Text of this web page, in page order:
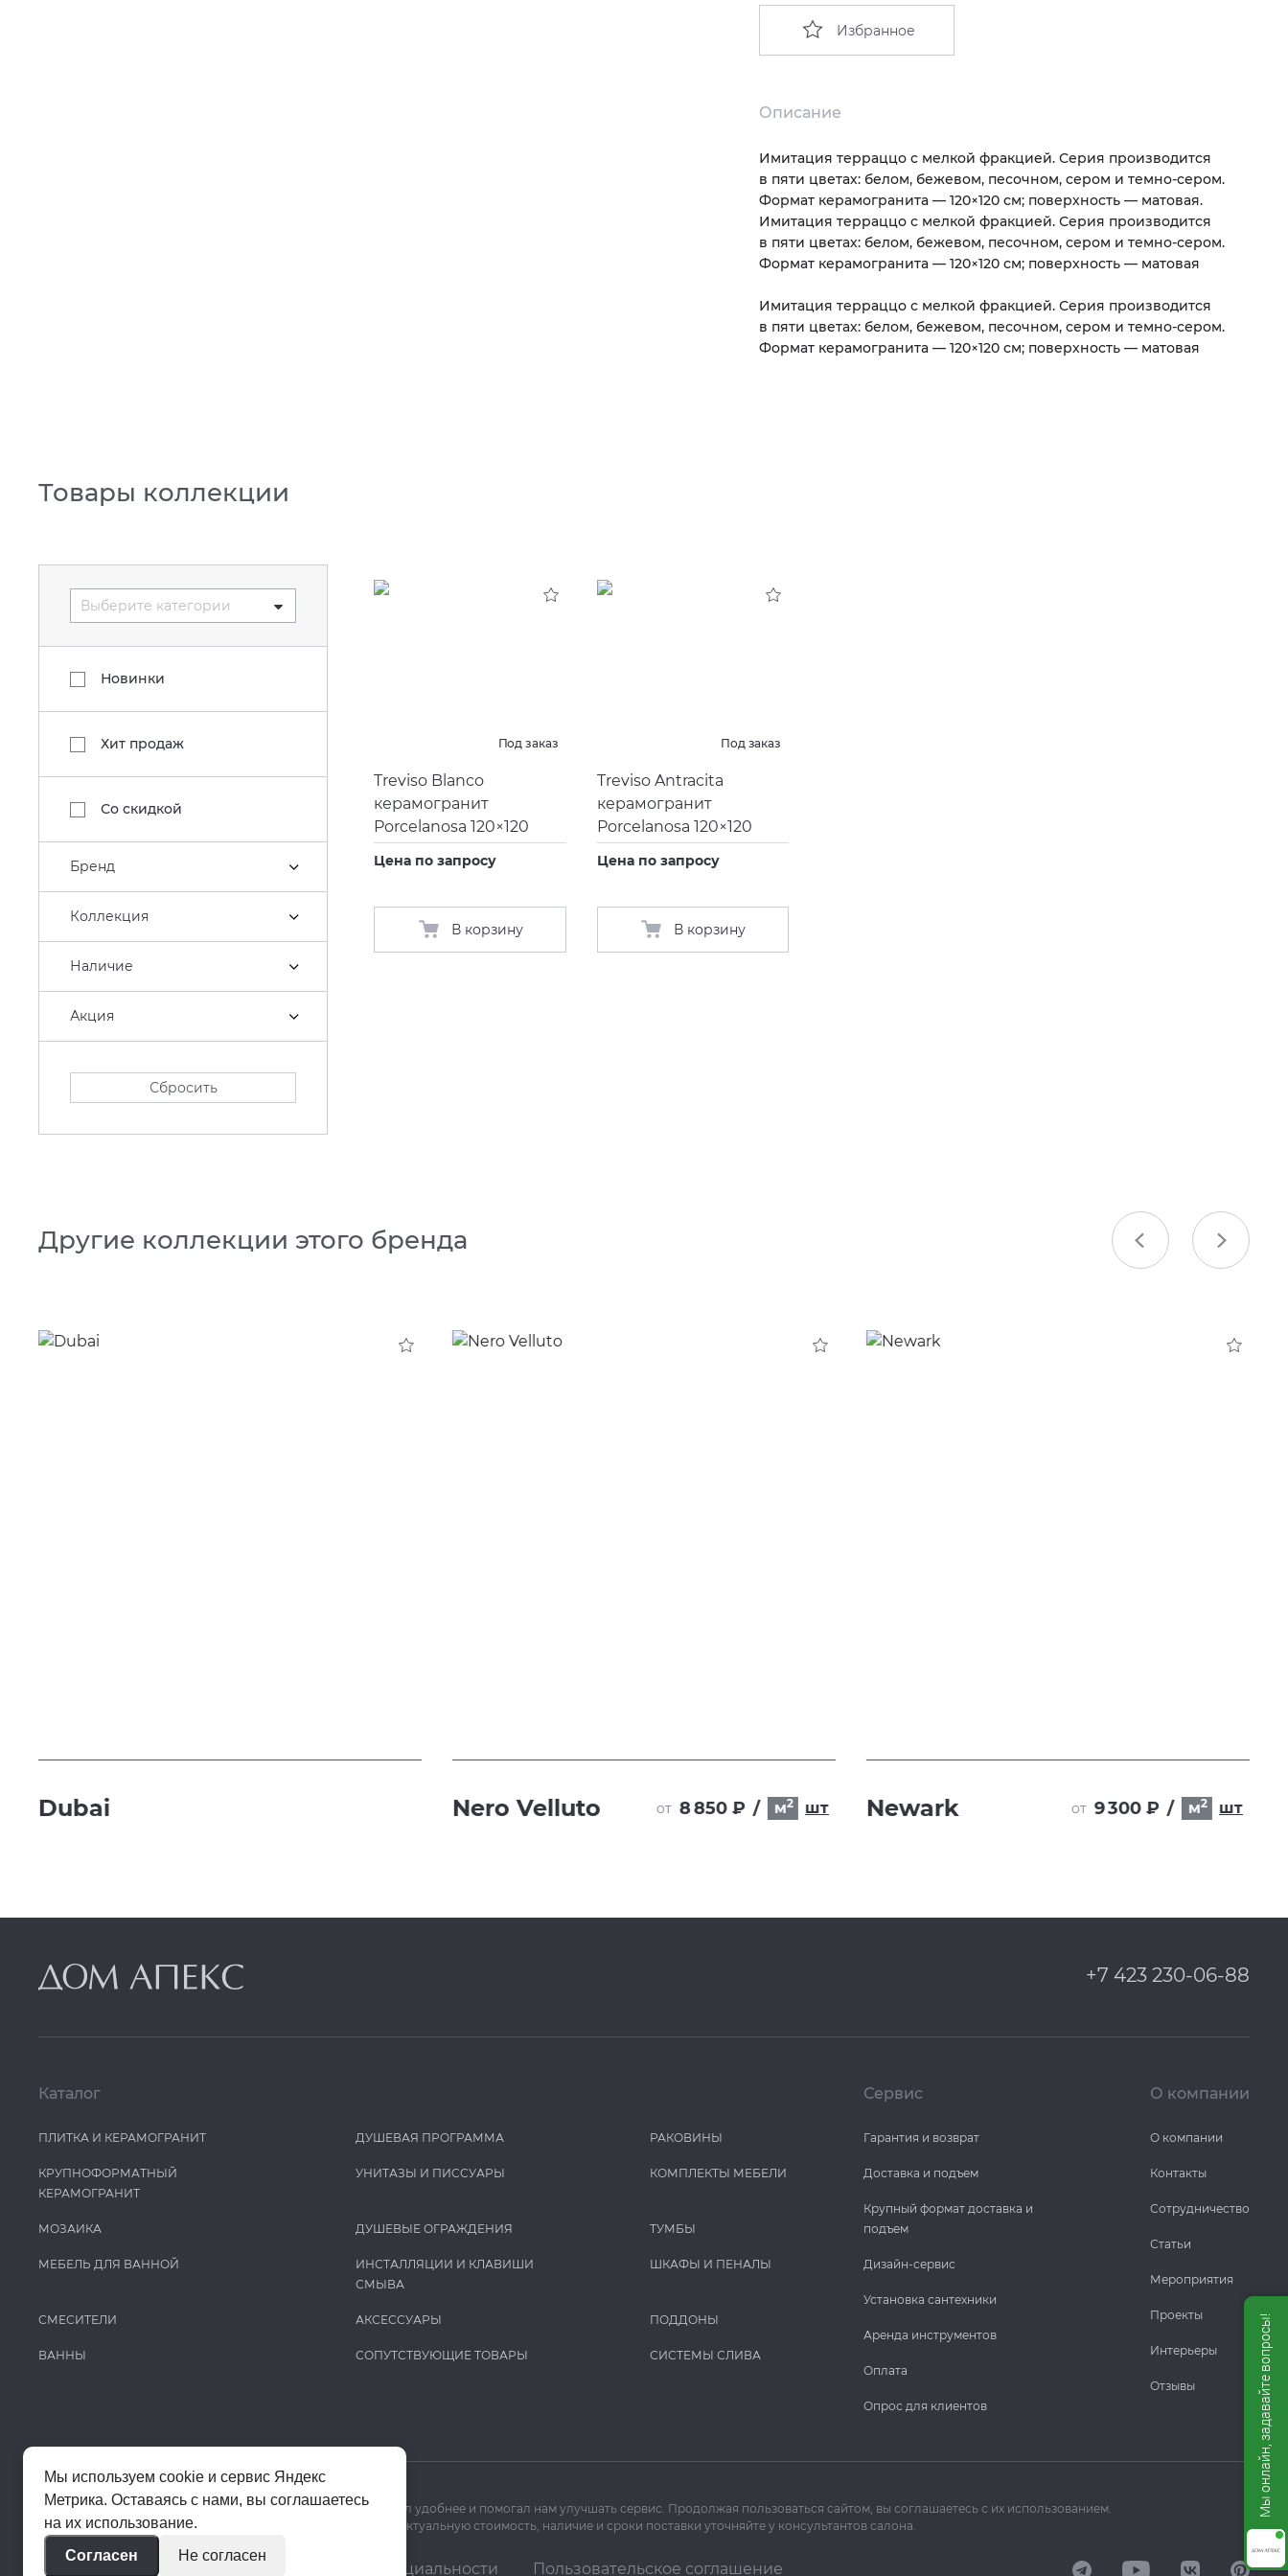
Избранное
Описание
Имитация терраццо с мелкой фракцией. Серия производится
в пяти цветах: белом, бежевом, песочном, сером и темно-сером.
Формат керамогранита — 120×120 см; поверхность — матовая.
Имитация терраццо с мелкой фракцией. Серия производится
в пяти цветах: белом, бежевом, песочном, сером и темно-сером.
Формат керамогранита — 120×120 см; поверхность — матовая
Имитация терраццо с мелкой фракцией. Серия производится
в пяти цветах: белом, бежевом, песочном, сером и темно-сером.
Формат керамогранита — 120×120 см; поверхность — матовая
Товары коллекции
Выберите категории
Новинки
Хит продаж
Со скидкой
Бренд
Коллекция
Наличие
Акция
Сбросить
Под заказ
Treviso Blanco
керамогранит
Porcelanosa 120×120
Цена по запросу
В корзину
Под заказ
Treviso Antracita
керамогранит
Porcelanosa 120×120
Цена по запросу
В корзину
Другие коллекции этого бренда
Dubai Nero Velluto от 8 850 ₽ / м2 шт Newark от 9 300 ₽ / м2 шт
+7 423 230-06-88
Каталог
ПЛИТКА И КЕРАМОГРАНИТ
КРУПНОФОРМАТНЫЙ
КЕРАМОГРАНИТ
МОЗАИКА
МЕБЕЛЬ ДЛЯ ВАННОЙ
СМЕСИТЕЛИ
ВАННЫ
ДУШЕВАЯ ПРОГРАММА
УНИТАЗЫ И ПИCCУАРЫ
ДУШЕВЫЕ ОГРАЖДЕНИЯ
ИНСТАЛЛЯЦИИ И КЛАВИШИ
СМЫВА
АКСЕССУАРЫ
СОПУТСТВУЮЩИЕ ТОВАРЫ
РАКОВИНЫ
КОМПЛЕКТЫ МЕБЕЛИ
ТУМБЫ
ШКАФЫ И ПЕНАЛЫ
ПОДДОНЫ
СИСТЕМЫ СЛИВА
Сервис
Гарантия и возврат
Доставка и подъем
Крупный формат доставка и
подъем
Дизайн-сервис
Установка сантехники
Аренда инструментов
Оплата
Опрос для клиентов
О компании
О компании
Контакты
Сотрудничество
Статьи
Мероприятия
Проекты
Интерьеры
Отзывы
Мы используем cookie и Яндекс Метрику, чтобы сайт работал удобнее и помогал нам улучшать сервис. Продолжая пользоваться сайтом, вы соглашаетесь с их использованием.
Цены на сайте помогают ориентироваться в ассортименте. Актуальную стоимость, наличие и сроки поставки уточняйте у консультантов салона.
© 2020–2026 «Апекс» Политика конфиденциальности Пользовательское соглашение
Мы используем cookie и сервис Яндекс
Метрика. Оставаясь с нами, вы соглашаетесь
на их использование.
Согласен
Не согласен
Мы онлайн, задавайте вопросы!